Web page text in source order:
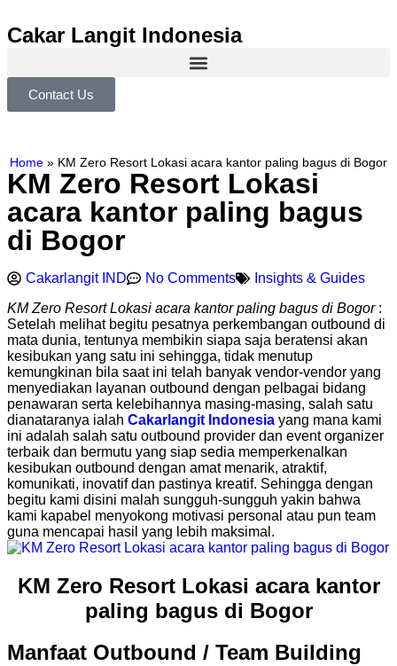
Cakar Langit Indonesia
Contact Us
Home » KM Zero Resort Lokasi acara kantor paling bagus di Bogor
KM Zero Resort Lokasi
acara kantor paling bagus
di Bogor
Cakarlangit IND No Comments
Insights & Guides
KM Zero Resort Lokasi acara kantor paling bagus di Bogor:
Setelah melihat begitu pesatnya perkembangan outbound di
mata dunia, tentunya membikin siapa saja beratensi akan
kesibukan yang satu ini sehingga, tidak menutup
kemungkinan bila saat ini telah banyak vendor-vendor yang
menyediakan layanan outbound dengan pelbagai bidang
penawaran serta kelebihannya masing-masing, salah satu
dianataranya ialah Cakarlangit Indonesia yang mana kami
ini adalah salah satu outbound provider dan event organizer
terbaik dan bermutu yang siap sedia memperkenalkan
kesibukan outbound dengan amat menarik, atraktif,
komunikati, inovatif dan pastinya kreatif. Sehingga dengan
begitu kami disini malah sungguh-sungguh yakin bahwa
kami kapabel menyokong motivasi personal atau pun team
guna mencapai hasil yang lebih maksimal.
KM Zero Resort Lokasi acara kantor
paling bagus di Bogor
Manfaat Outbound / Team Building